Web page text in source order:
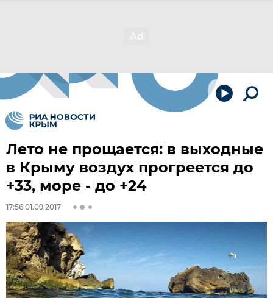
Лето не прощается: в выходные
в Крыму воздух прогреется до
+33, море - до +24
17:56 01.09.2017